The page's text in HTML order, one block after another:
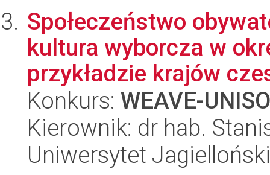
Społeczeństwo
kultura wyborcza w
przykładzie krajów
Konkurs: WEAVE-
Kierownik: dr hab.
Uniwersytet Jagielloński